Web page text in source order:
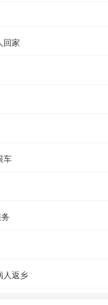
回家
车
人返乡